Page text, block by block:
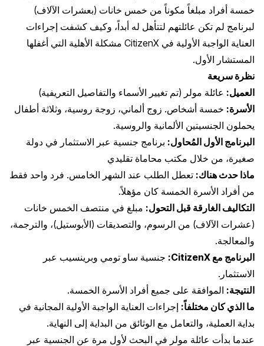
خمسة أفراد مبلغاً مكوناً من خمس خانات (بعشرات الآلاف)
لبرنامج لم تكن عائلتهم لتتأهل له أبداً، وكيف كشفت إجراءات
العناية الواجبة الأولية في CitizenX مشكلة الأهلية التي أغفلها
المستشار الأول.
نظرة سريعة
العميل: عائلة مولر (تم تغيير الأسماء والتفاصيل التعريفية)
الأسرة: خمسة أشخاص. زوج ألماني، زوجة روسية، وثلاثة أطفال
يحملون الجنسيتين الألمانية والروسية.
البرنامج الأول المُحاول: برنامج جنسية عبر الاستثمار في دولة
صغيرة، من خلال مكتب محاماة تقليدي
ماذا حدث هناك: تعطل الطلب عند الشهر الخامس. فرد واحد فقط
من أفراد الأسرة الخمسة كان مؤهلاً.
التكاليف الغارقة قبل التحول: مبلغ في منتصف الخمس خانات
(عشرات الآلاف) من الرسوم، والتصديقات (الأبوستيل)، والترجمة،
والمعالجة.
البرنامج مع CitizenX:
جنسية ساو تومي وبرينسيب عبر
الاستثمار.
النتيجة: الموافقة على جميع أفراد الأسرة الخمسة.
ما الذي كان مختلفاً: إجراءات العناية الواجبة الأولية المجانية في
بداية العملية، والتعامل مع الوثائق من البداية إلى النهاية.
عندما بدأت عائلة مولر في البحث لأول مرة عن الجنسية عبر